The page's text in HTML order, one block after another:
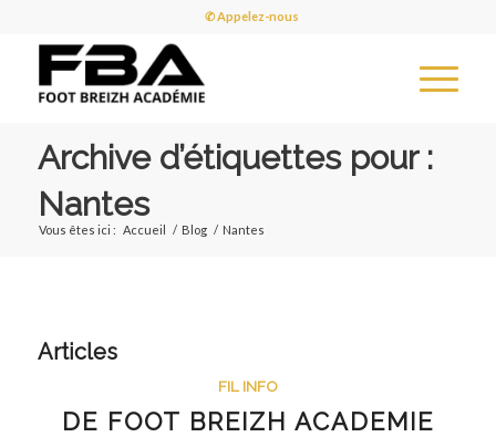
✆ Appelez-nous
Archive d’étiquettes pour :
Nantes
Vous êtes ici : Accueil / Blog / Nantes
Articles
FIL INFO
DE FOOT BREIZH ACADEMIE